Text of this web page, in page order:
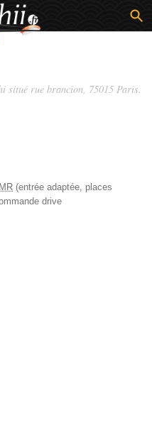
situé rue brancion, 75015 Paris.
(entrée adaptée, places
drive